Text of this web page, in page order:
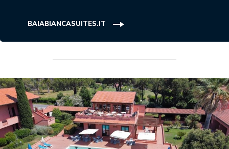
BAIABIANCASUITES.IT